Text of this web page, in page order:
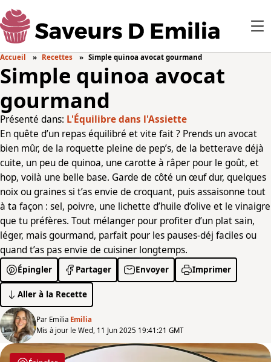
Accueil Recettes Simple quinoa avocat gourmand
Simple quinoa avocat
gourmand
Présenté dans: L'Équilibre dans l'Assiette
En quête d’un repas équilibré et vite fait ? Prends un avocat
bien mûr, de la roquette pleine de pep’s, de la betterave déjà
cuite, un peu de quinoa, une carotte à râper pour le goût, et
hop, voilà une belle base. Garde de côté un œuf dur, quelques
noix ou graines si t’as envie de croquant, puis assaisonne tout
à ta façon : sel, poivre, une lichette d’huile d’olive et le vinaigre
que tu préfères. Tout mélanger pour profiter d’un plat sain,
léger, mais gourmand, parfait pour les pauses-déj faciles ou
quand t’as pas envie de cuisiner longtemps.
Épingler Partager Envoyer Imprimer
Aller à la Recette
Par Emilia Emilia
Mis à jour le Wed, 11 Jun 2025 19:41:21 GMT